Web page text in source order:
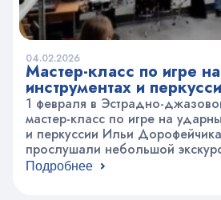
04.02.2026
Мастер-класс по игре
инструментах и
Дорофейчика
1 февраля в Эстрадно-
мастер-класс по игре на
и перкуссии Ильи
прослушали небольшой
исполнительства латино-
Подробнее